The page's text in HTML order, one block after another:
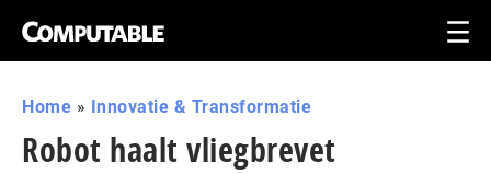
Home » Innovatie & Transformatie
Robot haalt vliegbrevet